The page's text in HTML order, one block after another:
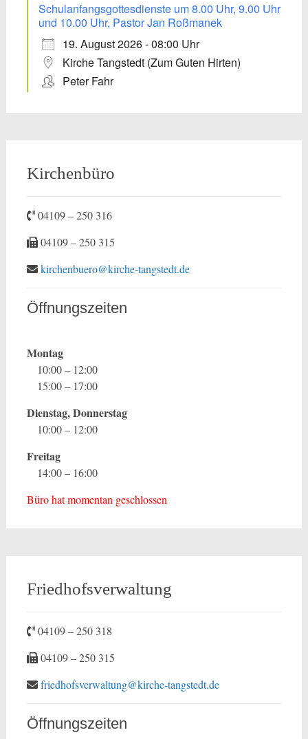
Schulanfangsgottesdienste um 8.00 Uhr, 9.00 Uhr
und 10.00 Uhr, Pastor Jan Roßmanek
19. August 2026 - 08:00 Uhr
Kirche Tangstedt (Zum Guten Hirten)
Peter Fahr
Kirchenbüro
04109 – 250 316
04109 – 250 315
kirchenbuero@kirche-tangstedt.de
Öffnungszeiten
Montag
10:00 – 12:00
15:00 – 17:00
Dienstag, Donnerstag
10:00 – 12:00
Freitag
14:00 – 16:00
Büro hat momentan geschlossen
Friedhofsverwaltung
04109 – 250 318
04109 – 250 315
friedhofsverwaltung@kirche-tangstedt.de
Öffnungszeiten